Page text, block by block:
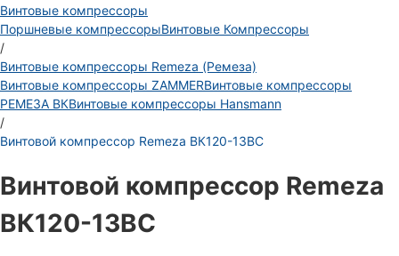
Винтовые компрессоры
Поршневые компрессорыВинтовые Компрессоры
/
Винтовые компрессоры Remeza (Ремеза)
Винтовые компрессоры ZAMMERВинтовые компрессоры
РЕМЕЗА ВКВинтовые компрессоры Hansmann
/
Винтовой компрессор Remeza ВК120-13ВС
Винтовой компрессор Remeza
ВК120-13ВС